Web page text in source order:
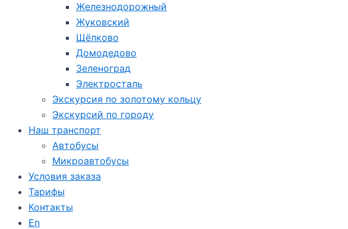
Железнодорожный
Жуковский
Щёлково
Домодедово
Зеленоград
Электросталь
Экскурсия по золотому кольцу
Экскурсий по городу
Наш транспорт
Автобусы
Микроавтобусы
Условия заказа
Тарифы
Контакты
En